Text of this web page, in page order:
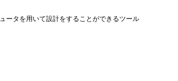
ータを用いて設計をすることができるツール